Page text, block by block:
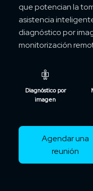
que potencian la
asistencia
diagnóstico por
monitorización
Diagnóstico por
imagen
Agendar una
reunión